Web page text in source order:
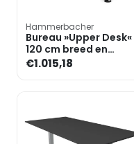
Hammerbacher
Bureau »Upper Desk«
120 cm breed en
elektrisch in hoogte
verstelbaar tot 128,5 c
€1.015,18